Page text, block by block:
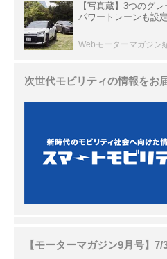
【写真蔵】3つのグ
パワートレーンも設
Webモーターマガジン
次世代モビリティの情報をお
【モーターマガジン9月号】7/